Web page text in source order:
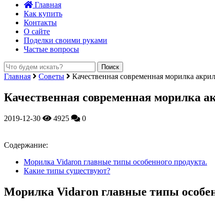
Главная
Как купить
Контакты
О сайте
Поделки своими руками
Частые вопросы
Главная Советы Качественная современная морилка
Качественная современная морилка
2019-12-30 4925 0
Содержание:
Морилка Vidaron главные типы особенного продукта.
Какие типы существуют?
Морилка Vidaron главные типы